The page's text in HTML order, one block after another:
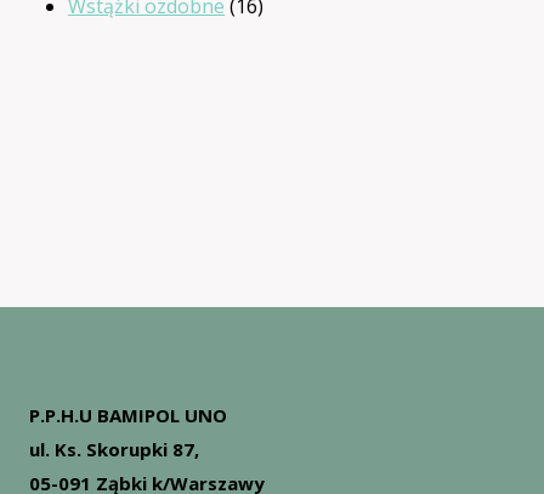
Wstążki ozdobne 16
P.P.H.U BAMIPOL UNO
ul. Ks. Skorupki 87,
05-091 Ząbki k/Warszawy